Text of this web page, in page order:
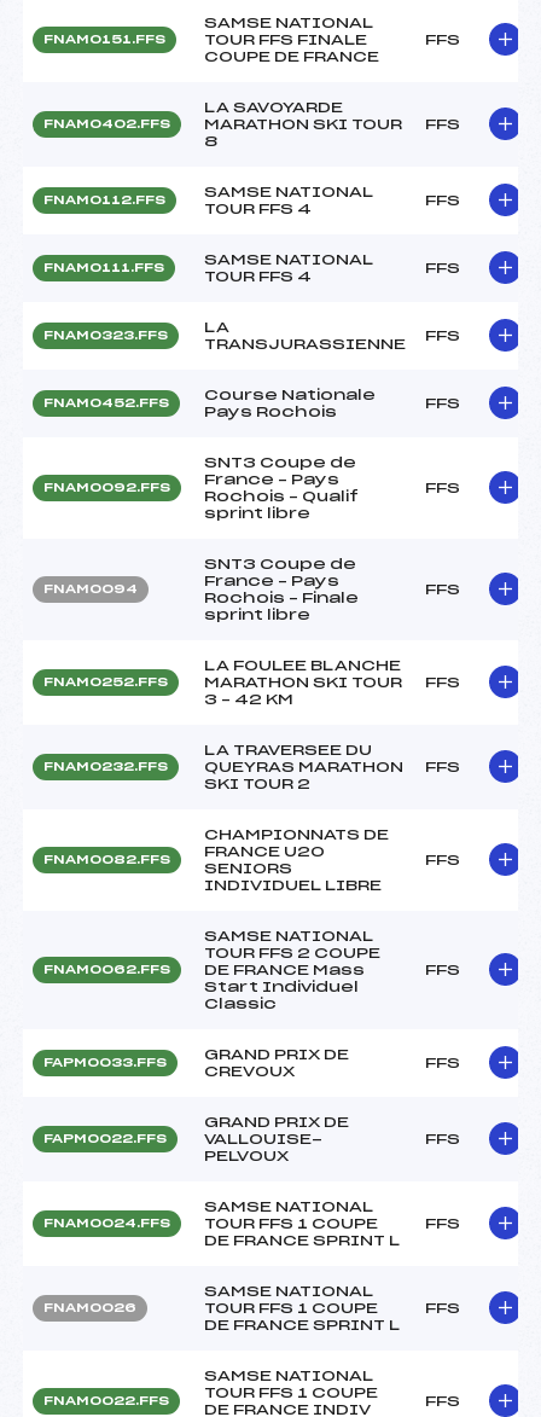
FNAM0151.FFS
SAMSE NATIONAL
TOUR FFS FINALE
COUPE DE FRANCE
FFS
FNAM0402.FFS
LA SAVOYARDE
MARATHON SKI TOUR
8
FFS
FNAM0112.FFS
SAMSE NATIONAL
TOUR FFS 4
FFS
FNAM0111.FFS
SAMSE NATIONAL
TOUR FFS 4
FFS
FNAM0323.FFS
LA
TRANSJURASSIENNE
FFS
FNAM0452.FFS
Course Nationale
Pays Rochois
FFS
FNAM0092.FFS
SNT3 Coupe de
France – Pays
Rochois – Qualif
sprint libre
FFS
FNAM0094
SNT3 Coupe de
France – Pays
Rochois – Finale
sprint libre
FFS
FNAM0252.FFS
LA FOULEE BLANCHE
MARATHON SKI TOUR
3 – 42 KM
FFS
FNAM0232.FFS
LA TRAVERSEE DU
QUEYRAS MARATHON
SKI TOUR 2
FFS
FNAM0082.FFS
CHAMPIONNATS DE
FRANCE U20
SENIORS
INDIVIDUEL LIBRE
FFS
FNAM0062.FFS
SAMSE NATIONAL
TOUR FFS 2 COUPE
DE FRANCE Mass
Start Individuel
Classic
FFS
FAPM0033.FFS
GRAND PRIX DE
CREVOUX
FFS
FAPM0022.FFS
GRAND PRIX DE
VALLOUISE-
PELVOUX
FFS
FNAM0024.FFS
SAMSE NATIONAL
TOUR FFS 1 COUPE
DE FRANCE SPRINT L
FFS
FNAM0026
SAMSE NATIONAL
TOUR FFS 1 COUPE
DE FRANCE SPRINT L
FFS
FNAM0022.FFS
SAMSE NATIONAL
TOUR FFS 1 COUPE
DE FRANCE INDIV
FFS